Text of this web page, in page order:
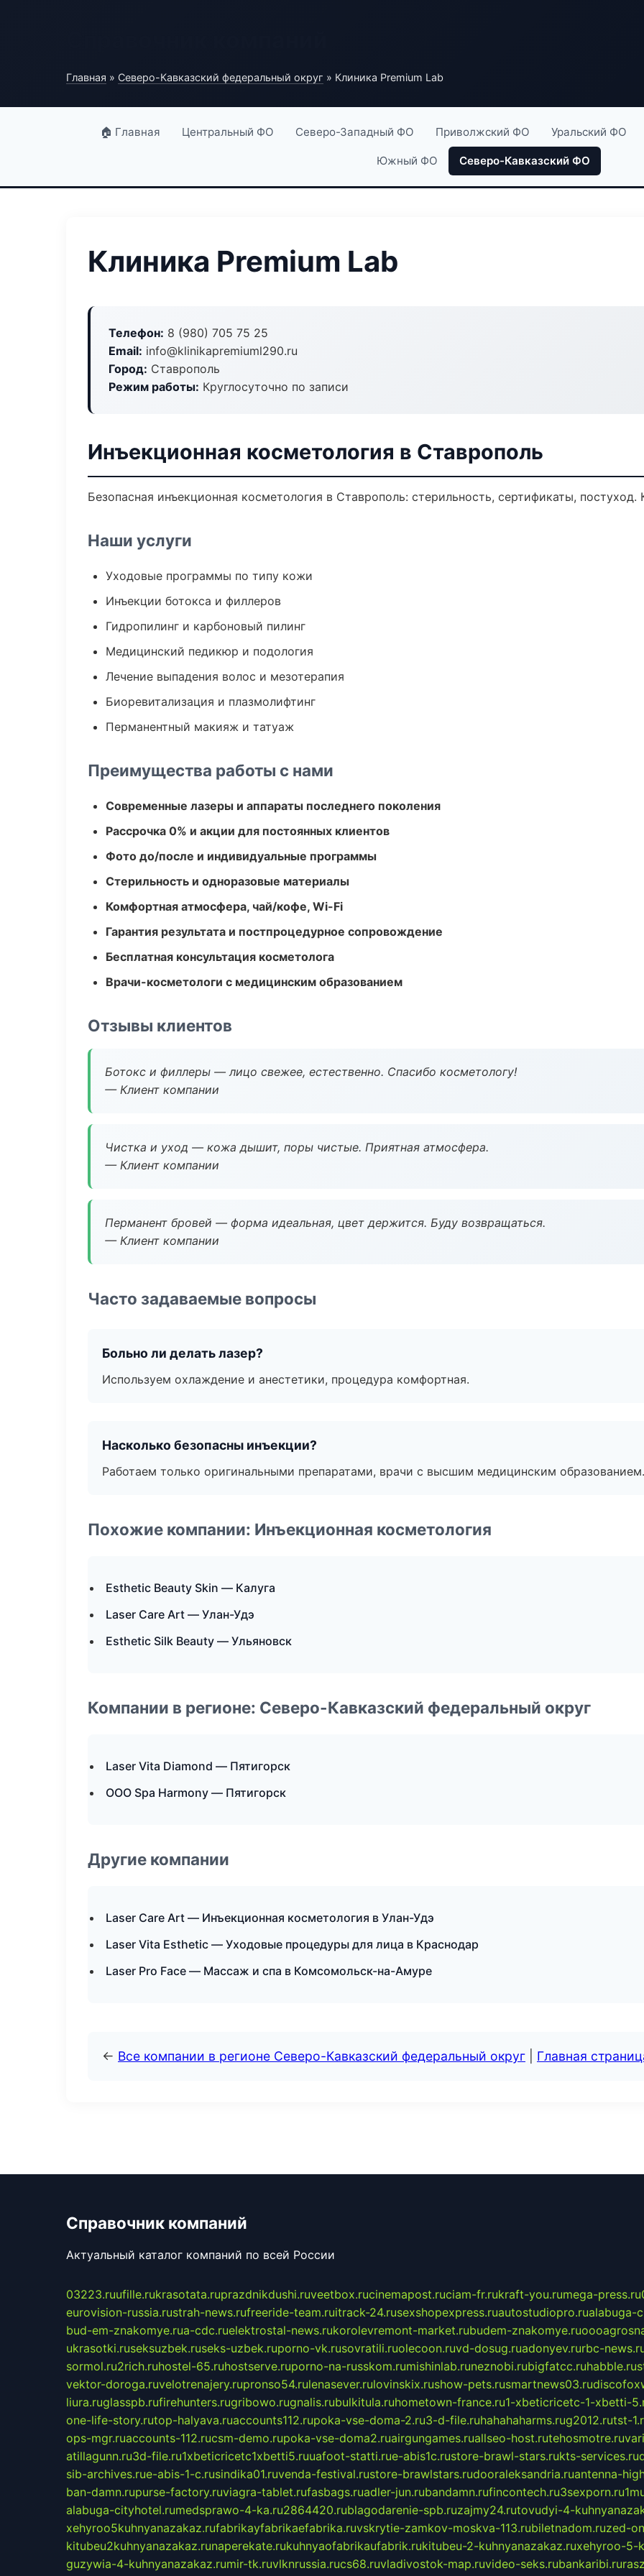
Главная » Северо-Кавказский федеральный округ » Клиника Premium Lab
🏠 Главная Центральный ФО Северо-Западный ФО Приволжский ФО Уральский ФО
Южный ФО Северо-Кавказский ФО
Клиника Premium Lab
Телефон: 8 (980) 705 75 25
Email: info@klinikapremiuml290.ru
Город: Ставрополь
Режим работы: Круглосуточно по записи
Инъекционная косметология в Ставрополь
Безопасная инъекционная косметология в Ставрополь: стерильность, сертификаты,
Наши услуги
Уходовые программы по типу кожи
Инъекции ботокса и филлеров
Гидропилинг и карбоновый пилинг
Медицинский педикюр и подология
Лечение выпадения волос и мезотерапия
Биоревитализация и плазмолифтинг
Перманентный макияж и татуаж
Преимущества работы с нами
Современные лазеры и аппараты последнего поколения
Рассрочка 0% и акции для постоянных клиентов
Фото до/после и индивидуальные программы
Стерильность и одноразовые материалы
Комфортная атмосфера, чай/кофе, Wi-Fi
Гарантия результата и постпроцедурное сопровождение
Бесплатная консультация косметолога
Врачи-косметологи с медицинским образованием
Отзывы клиентов
Ботокс и филлеры — лицо свежее, естественно. Спасибо косметологу!
— Клиент компании
Чистка и уход — кожа дышит, поры чистые. Приятная атмосфера.
— Клиент компании
Перманент бровей — форма идеальная, цвет держится. Буду возвращаться.
— Клиент компании
Часто задаваемые вопросы
Больно ли делать лазер?
Используем охлаждение и анестетики, процедура комфортная.
Насколько безопасны инъекции?
Работаем только оригинальными препаратами, врачи с высшим медицинским образованием.
Похожие компании: Инъекционная косметология
Esthetic Beauty Skin — Калуга
Laser Care Art — Улан-Удэ
Esthetic Silk Beauty — Ульяновск
Компании в регионе: Северо-Кавказский федеральный округ
Laser Vita Diamond — Пятигорск
ООО Spa Harmony — Пятигорск
Другие компании
Laser Care Art — Инъекционная косметология в Улан-Удэ
Laser Vita Esthetic — Уходовые процедуры для лица в Краснодар
Laser Pro Face — Массаж и спа в Комсомольск-на-Амуре
← Все компании в регионе Северо-Кавказский федеральный округ Главная
Справочник компаний
Актуальный каталог компаний по всей России
03223.ruufille.rukrasotata.ruprazdnikdushi.ruveetbox.rucinemapost.ruciam-fr.rukraft-you.rumega-press.ru
eurovision-russia.rustrah-news.rufreeride-team.ruitrack-24.rusexshopexpress.ruautostudiopro.rualabuga-
bud-em-znakomye.rua-cdc.ruelektrostal-news.rukorolevremont-market.rubudem-znakomye.ru
ukrasotki.ruseksuzbek.ruseks-uzbek.ruporno-vk.rusovratili.ruolecoon.ruvd-dosug.ruadonyev.rurbc-
sormol.ru2rich.ruhostel-65.ruhostserve.ruporno-na-russkom.rumishinlab.runeznobi.rubigfatcc.ruhabble.ru
vektor-doroga.ruvelotrenajery.rupronso54.rulenasever.rulovinskix.rushow-pets.rusmartnews03.ru
liura.ruglasspb.rufirehunters.rugribowo.rugnalis.rubulkitula.ruhometown-france.ru1-xbeticricetc-1-xbetti-
one-life-story.rutop-halyava.ruaccounts112.rupoka-vse-doma-2.ru3-d-file.ruhahahaharms.rug2012.rutst-
ops-mgr.ruaccounts-112.rucsm-demo.rupoka-vse-doma2.ruairgungames.ruallseo-host.rutehosmotre.ru
atillagunn.ru3d-file.ru1xbeticricetc1xbetti5.ruuafoot-statti.rue-abis1c.rustore-brawl-stars.rukts-services.ru
sib-archives.rue-abis-1-c.rusindika01.ruvenda-festival.rustore-brawlstars.rudooraleksandria.ruantenna-
ban-damn.rupurse-factory.ruviagra-tablet.rufasbags.ruadler-jun.rubandamn.rufincontech.ru3sexporn.ru
alabuga-cityhotel.rumedsprawo-4-ka.ru2864420.rublagodarenie-spb.ruzajmy24.rutovudyi-4-
xehyroo5kuhnyanazakaz.rufabrikayfabrikaefabrika.ruvskrytie-zamkov-moskva-113.rubiletnadom.ruzed-
kitubeu2kuhnyanazakaz.runaperekate.rukuhnyaofabrikaufabrik.rukitubeu-2-kuhnyanazakaz.ruxehyroo-5-
guzywia-4-kuhnyanazakaz.rumir-tk.ruvlknrussia.rucs68.ruvladivostok-map.ruvideo-seks.rubankaribi.ru